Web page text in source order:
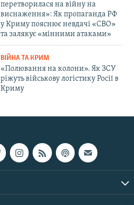
перетворилася на війну на
виснаження»: Як пропаганда РФ
у Криму пояснює невдачі «СВО»
та залякує «мінними атаками»
ВІЙНА ТА КРИМ
«Полювання на колони». Як ЗСУ
ріжуть військову логістику Росії в
Криму